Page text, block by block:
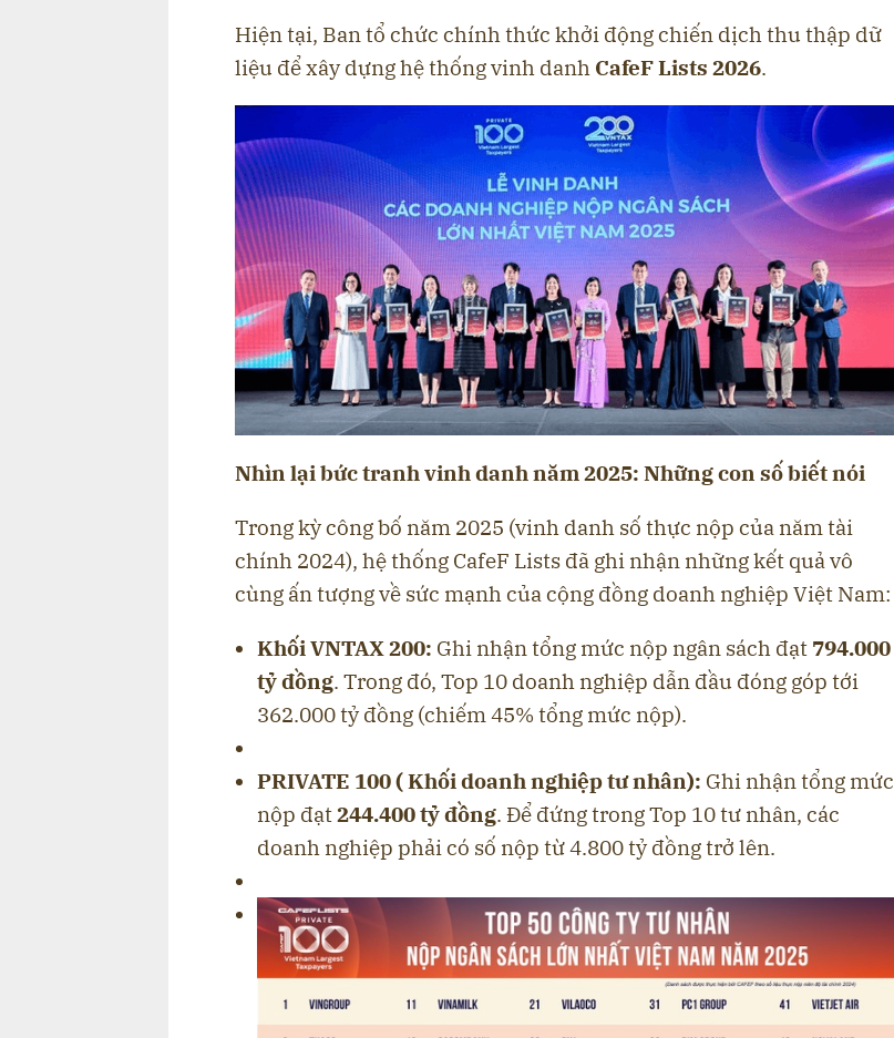
Hiện tại, Ban tổ chức chính thức khởi động chiến dịch thu thập dữ
liệu để xây dựng hệ thống vinh danh CafeF Lists 2026.
Nhìn lại bức tranh vinh danh năm 2025: Những con số biết nói
Trong kỳ công bố năm 2025 (vinh danh số thực nộp của năm tài
chính 2024), hệ thống CafeF Lists đã ghi nhận những kết quả vô
cùng ấn tượng về sức mạnh của cộng đồng doanh nghiệp Việt Nam:
Khối VNTAX 200: Ghi nhận tổng mức nộp ngân sách đạt 794.000
tỷ đồng. Trong đó, Top 10 doanh nghiệp dẫn đầu đóng góp tới
362.000 tỷ đồng (chiếm 45% tổng mức nộp).
PRIVATE 100 ( Khối doanh nghiệp tư nhân): Ghi nhận tổng mức
nộp đạt244.400 tỷ đồng. Để đứng trong Top 10 tư nhân, các
doanh nghiệp phải có số nộp từ 4.800 tỷ đồng trở lên.